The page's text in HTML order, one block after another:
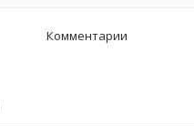
Комментарии